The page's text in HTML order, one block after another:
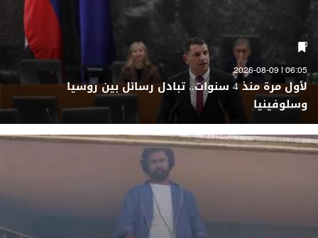
06:05 | 2026-08-09
لأول مرة منذ 4 سنوات.. تبادل رسائل بين روسيا
وسلوفينيا